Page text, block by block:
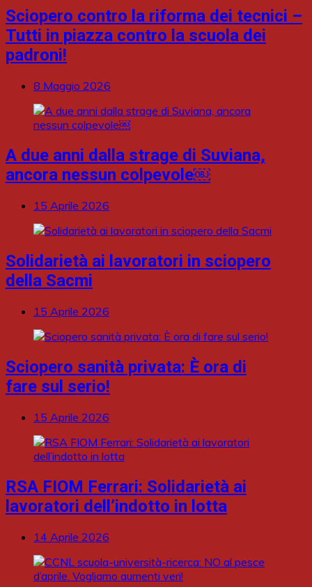
Sciopero contro la riforma dei tecnici –
Tutti in piazza contro la scuola dei
padroni!
8 Maggio 2026
A due anni dalla strage di Suviana,
ancora nessun colpevole￼
15 Aprile 2026
Solidarietà ai lavoratori in sciopero
della Sacmi
15 Aprile 2026
Sciopero sanità privata: È ora di
fare sul serio!
15 Aprile 2026
RSA FIOM Ferrari: Solidarietà ai
lavoratori dell’indotto in lotta
14 Aprile 2026